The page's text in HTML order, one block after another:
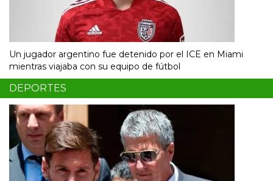
Un jugador argentino fue detenido por el ICE en Miami
mientras viajaba con su equipo de fútbol
DEPORTES